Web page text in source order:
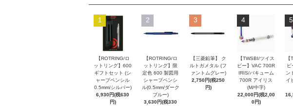
1
【ROTRING/ロ
ットリング】600
ギフトセット (シ
ャープペンシル
0.5mm/シルバー)
6,930円(税630
円)
2
【ROTRING/ロ
ットリング】限
定色 600 製図用
シャープペンシ
ル(0.5mm/ダーク
ブルー)
3,630円(税330
3
【三菱鉛筆】 ク
ルトガメタル (フ
ァントムグレー)
2,750円(税250
円)
4
【TWSBI/ツイス
ビー】VAC 700R
IRIS/バキューム
700R アイリス
(M/中字)
22,000円(税2,00
0円)
5
ン
イ